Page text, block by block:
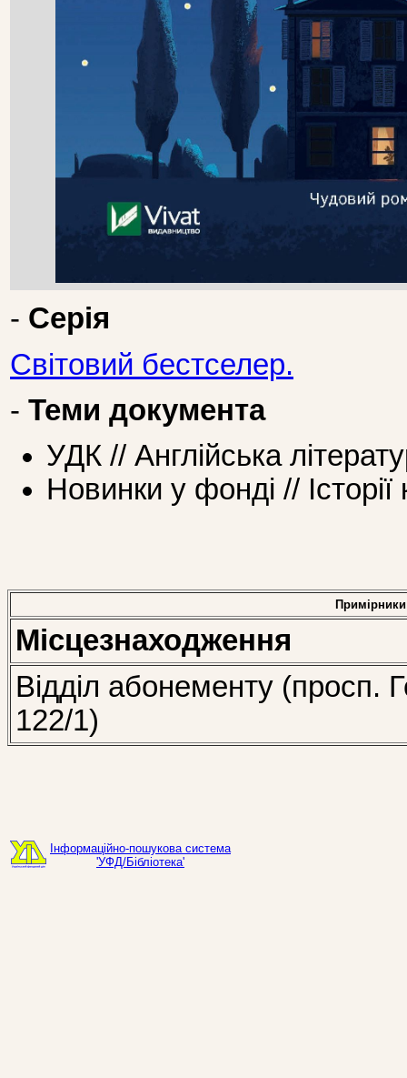
- Серія
Світовий бестселер.
- Теми документа
УДК // Англійська
Новинки у фонді // Історії
Примірники
Місцезнаходження
Відділ абонементу (просп.
122/1)
Інформаційно-пошукова система
'УФД/Бібліотека'